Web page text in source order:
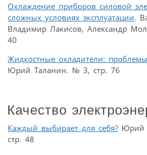
Охлаждение приборов силовой
сложных условиях эксплуатации.
Владимир Лакисов, Александр
40
Жидкостные охладители:
Юрий Таланин. № 3, стр. 76
Качество
Каждый выбирает для себя? Юрий
стр. 48